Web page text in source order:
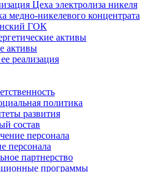
Цеха электролиза никеля
медно-никелевого концентрата
ГОК
активы
активы
реализация
политика
развития
состав
персонала
персонала
партнерство
программы